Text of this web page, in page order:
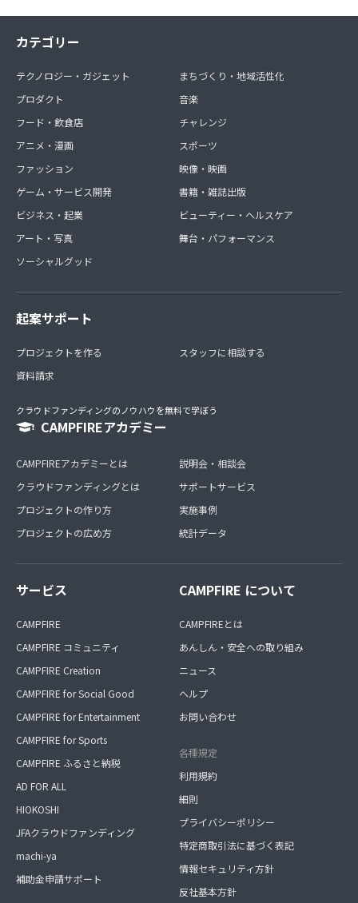
カテゴリー
テクノロジー・ガジェット
プロダクト
フード・飲食店
アニメ・漫画
ファッション
ゲーム・サービス開発
ビジネス・起業
アート・写真
ソーシャルグッド
まちづくり・地域活性化
音楽
チャレンジ
スポーツ
映像・映画
書籍・雑誌出版
ビューティー・ヘルスケア
舞台・パフォーマンス
起案サポート
プロジェクトを作る
資料請求
スタッフに相談する
クラウドファンディングのノウハウを無料で学ぼう
CAMPFIREアカデミー
CAMPFIREアカデミーとは
クラウドファンディングとは
プロジェクトの作り方
プロジェクトの広め方
説明会・相談会
サポートサービス
実施事例
統計データ
サービス
CAMPFIRE
CAMPFIRE コミュニティ
CAMPFIRE Creation
CAMPFIRE for Social Good
CAMPFIRE for Entertainment
CAMPFIRE for Sports
CAMPFIRE ふるさと納税
AD FOR ALL
HIOKOSHI
JFAクラウドファンディング
machi-ya
補助金申請サポート
CAMPFIRE について
CAMPFIREとは
あんしん・安全への取り組み
ニュース
ヘルプ
お問い合わせ
各種規定
利用規約
細則
プライバシーポリシー
特定商取引法に基づく表記
情報セキュリティ方針
反社基本方針